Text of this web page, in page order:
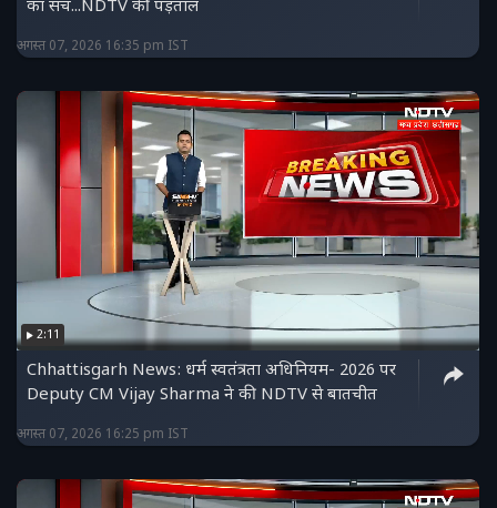
का सच...NDTV की पड़ताल
अगस्त 07, 2026 16:35 pm IST
2:11
Chhattisgarh News: धर्म स्वतंत्रता अधिनियम- 2026 पर
Deputy CM Vijay Sharma ने की NDTV से बातचीत
अगस्त 07, 2026 16:25 pm IST